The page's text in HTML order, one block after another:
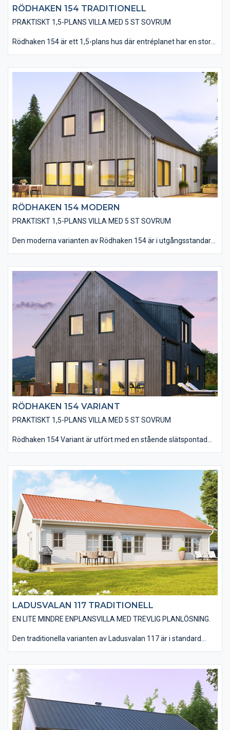
RÖDHAKEN 154 TRADITIONELL
PRAKTISKT 1,5-PLANS VILLA MED 5 ST SOVRUM
Rödhaken 154 är ett 1,5-plans hus där entréplanet har en stor
även kan fungera som gäst- eller arbetsrum. På övervåningen
finns 4 st sovrum, ett badrum och ett allrum där man kan se på
tv eller ha spelkvällar. Det går även att utföra allrummet med
takfönster eller takkupa.
RÖDHAKEN 154 MODERN
PRAKTISKT 1,5-PLANS VILLA MED 5 ST SOVRUM
Den moderna varianten av Rödhaken 154 är i utgångsstandard
utan utvändiga dörr- och fönsterfoder samt knutbrädor, vilket
förstärker designen av ett modernt hus. Ni har en mängd
valmöjligheter när det kommer till material och utföranden som
t ex: träpaneltyper, takbeläggningar, fönstertyper mm för att få
till huset som just er husdröm ser ut.
RÖDHAKEN 154 VARIANT
PRAKTISKT 1,5-PLANS VILLA MED 5 ST SOVRUM
Rödhaken 154 Variant är utfört med en stående slätspontad
utan direkta takutsprång, som tillsammans med utförandet
utan foder- och knutbrädor ger huset ett modernt utseende.
Observera även att fönsterpartierna i vardagsrummet och vid
matplatsen går ner till golv – redan som standard. Ni har en
mängd valmöjligheter när det kommer till material och
utföranden som t ex: träpaneltyper, takbeläggningar,
fönstertyper mm för att få till huset som just er husdröm ser ut.
LADUSVALAN 117 TRADITIONELL
EN LITE MINDRE ENPLANSVILLA MED TREVLIG PLANLÖSNING.
Den traditionella varianten av Ladusvalan 117 är i standard
foder runt fönster och dörrar samt knutbrädor vid hushörnen.
Det finns även möjlighet till ett invändigt ryggåstak i
vardagsrum, kök, matplats och entré vilket ger huset en härlig
rymd. Du har en mängd valmöjligheter när det kommer till
material och utföranden. Välj bland olika träpaneltyper,
takbeläggningar, fönstertyper mm för att skapa just din
husdröm.